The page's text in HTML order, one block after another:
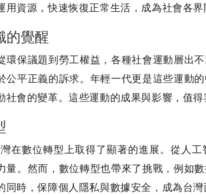
資源，快速恢復正常生活，成為社會各界
的覺醒
環保議題到勞工權益，各種社會運動層出
公平正義的訴求。年輕一代更是這些運動
會的變革。這些運動的成果與影響，值得
在數位轉型上取得了顯著的進展。從人工
量。然而，數位轉型也帶來了挑戰，例如
時，保障個人隱私與數據安全，成為台灣